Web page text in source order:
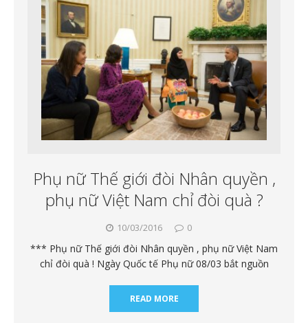
Phụ nữ Thế giới đòi Nhân quyền ,
phụ nữ Việt Nam chỉ đòi quà ?
10/03/2016 0
*** Phụ nữ Thế giới đòi Nhân quyền , phụ nữ Việt Nam
chỉ đòi quà ! Ngày Quốc tế Phụ nữ 08/03 bắt nguồn
READ MORE